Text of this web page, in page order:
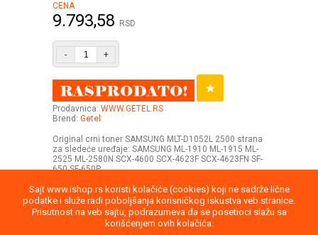
Sajt www.ishop.rs koristi kolačiće (cookies) koji ne sadrže lične
podatke i služe radi poboljšanja korisničkog iskustva veb stranice.
Prisutnost na veb sajtu, podrazumeva da se posetioci slažu sa
korišćenjem ovih kolačića.
CENA
9.793,58 RSD
- +
Prodavnica: WWW.GETEL.RS
Brend: Getel
Original crni toner SAMSUNG MLT-D1052L 2500 strana
za sledeće uređaje: SAMSUNG ML-1910 ML-1915 ML-
2525 ML-2580N SCX-4600 SCX-4623F SCX-4623FN SF-
650 SF-650P